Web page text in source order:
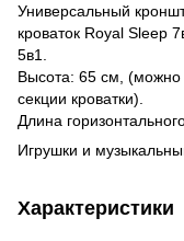
Универсальный
кроваток Royal Sleep
5в1.
Высота: 65 см, (можно
секции кроватки).
Длина
Игрушки и
Характеристики